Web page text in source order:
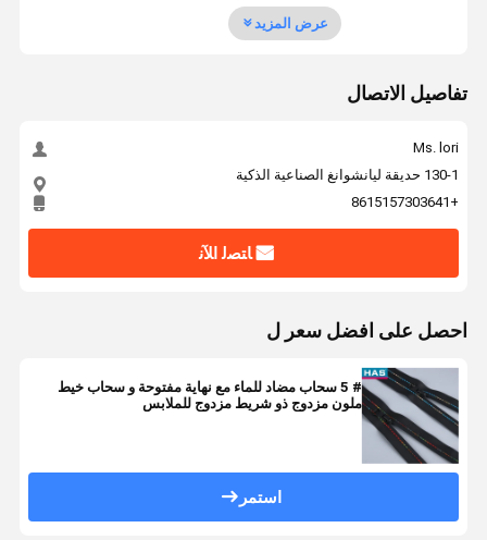
عرض المزيد
تفاصيل الاتصال
Ms. lori
130-1 حديقة ليانشوانغ الصناعية الذكية
+8615157303641
ﺎﺘﺼﻟ ﺍﻶﻧ
احصل على افضل سعر ل
# 5 سحاب مضاد للماء مع نهاية مفتوحة و سحاب خيط
ملون مزدوج ذو شريط مزدوج للملابس
استمر